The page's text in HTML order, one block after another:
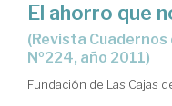
El ahorro que
(Revista Cuadernos de Información Económica,
Nº224, año 2011)
Fundación de Las Cajas